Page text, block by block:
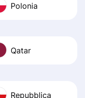
Polonia
Qatar
Repubblica